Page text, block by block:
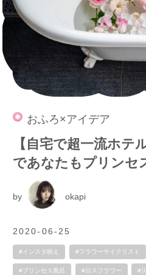
おふろ×アイデア
【自宅で超一流ホテ
であなたもプリンセ
by okapi
2020-06-25
#インスタ映え #フラワーサイクリスト
#プリンセス風呂 #ロスフラワー #